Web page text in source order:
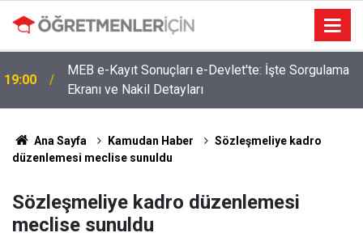
19:00
MEB e-Kayıt Sonuçları e-Devlet'te: İşte Sorgulama
Ekranı ve Nakil Detayları
Ana Sayfa Kamudan Haber
Sözleşmeliye kadro
düzenlemesi meclise sunuldu
Sözleşmeliye kadro düzenlemesi
meclise sunuldu